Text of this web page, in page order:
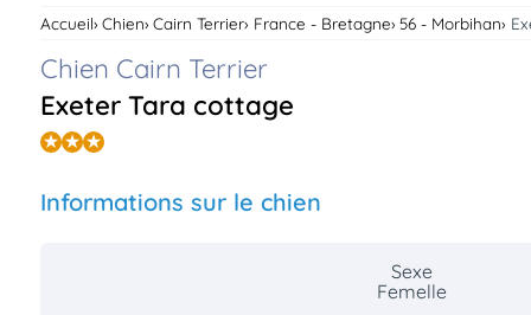
Accueil Chien Cairn Terrier France - Bretagne 56 - Morbihan
Chien Cairn Terrier
Exeter Tara cottage
Informations sur le chien
Sexe
Femelle